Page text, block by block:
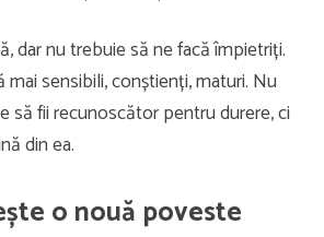
dar nu trebuie să ne facă împietriți.
mai sensibili, conștienți, maturi. Nu
să fii recunoscător pentru durere, ci
din ea.
o nouă poveste